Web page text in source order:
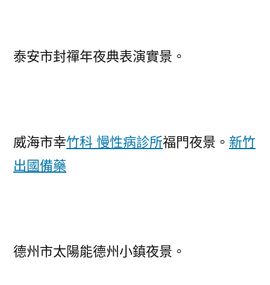
泰安市封禪年夜典表演實景。
威海市幸竹科 慢性病診所福門夜景。 新竹
出國備藥
德州市太陽能德州小鎮夜景。